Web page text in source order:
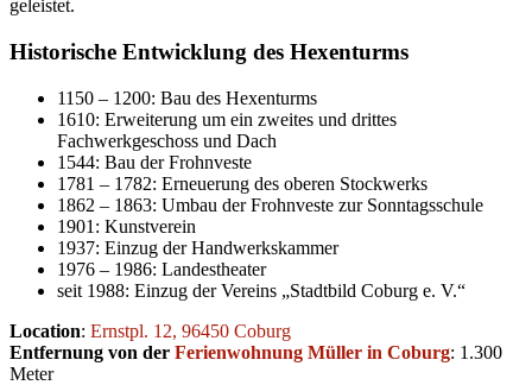
geleistet.
Historische Entwicklung des Hexenturms
1150 – 1200: Bau des Hexenturms
1610: Erweiterung um ein zweites und drittes
Fachwerkgeschoss und Dach
1544: Bau der Frohnveste
1781 – 1782: Erneuerung des oberen Stockwerks
1862 – 1863: Umbau der Frohnveste zur Sonntagsschule
1901: Kunstverein
1937: Einzug der Handwerkskammer
1976 – 1986: Landestheater
seit 1988: Einzug der Vereins „Stadtbild Coburg e. V.“
Location: Ernstpl. 12, 96450 Coburg
Entfernung von der Ferienwohnung Müller in Coburg: 1.300
Meter